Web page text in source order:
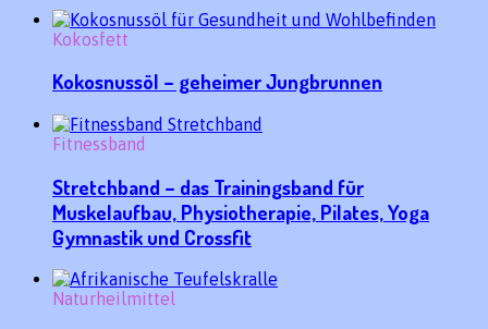
Kokosfett
Kokosnussöl – geheimer Jungbrunnen
Fitnessband
Stretchband – das Trainingsband für
Muskelaufbau, Physiotherapie, Pilates, Yoga
Gymnastik und Crossfit
Naturheilmittel